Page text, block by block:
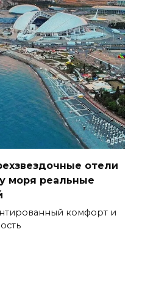
отели
моря реальные
комфорт и